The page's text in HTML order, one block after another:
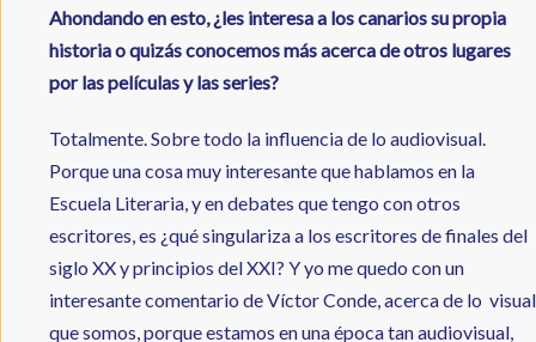
Ahondando en esto, ¿les interesa a los canarios su propia
historia o quizás conocemos más acerca de otros lugares
por las películas y las series?
Totalmente. Sobre todo la influencia de lo audiovisual.
Porque una cosa muy interesante que hablamos en la
Escuela Literaria, y en debates que tengo con otros
escritores, es ¿qué singulariza a los escritores de finales del
siglo XX y principios del XXI? Y yo me quedo con un
interesante comentario de Víctor Conde, acerca de lo visual
que somos, porque estamos en una época tan audiovisual,